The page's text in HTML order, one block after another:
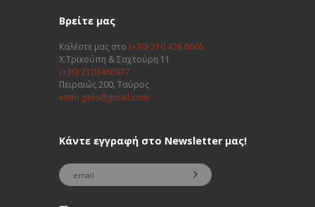
Βρείτε μας
Καλέστε μας στο (+30) 210 428 6605
Χ.Τρικούπη & Σαχτούρη 11
(+30) 2103460977
Πειραιώς 200, Ταύρος
emm.gelis@gmail.com
Κάντε εγγραφή στο Newsletter μας!